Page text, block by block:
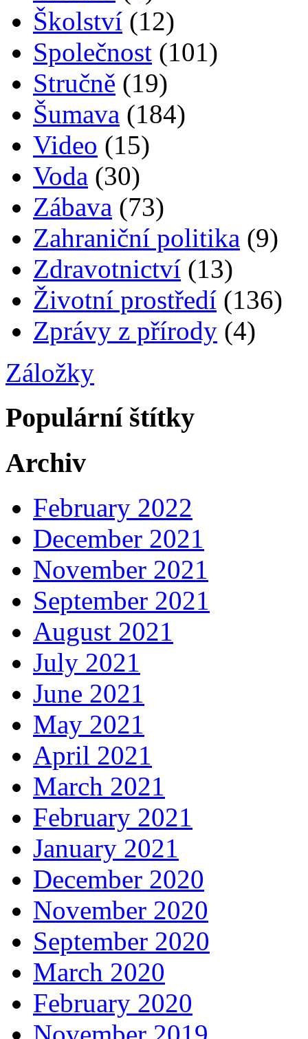
Školství (12)
Společnost (101)
Stručně (19)
Šumava (184)
Video (15)
Voda (30)
Zábava (73)
Zahraniční politika (9)
Zdravotnictví (13)
Životní prostředí (136)
Zprávy z přírody (4)
Záložky
Populární štítky
Archiv
February 2022
December 2021
November 2021
September 2021
August 2021
July 2021
June 2021
May 2021
April 2021
March 2021
February 2021
January 2021
December 2020
November 2020
September 2020
March 2020
February 2020